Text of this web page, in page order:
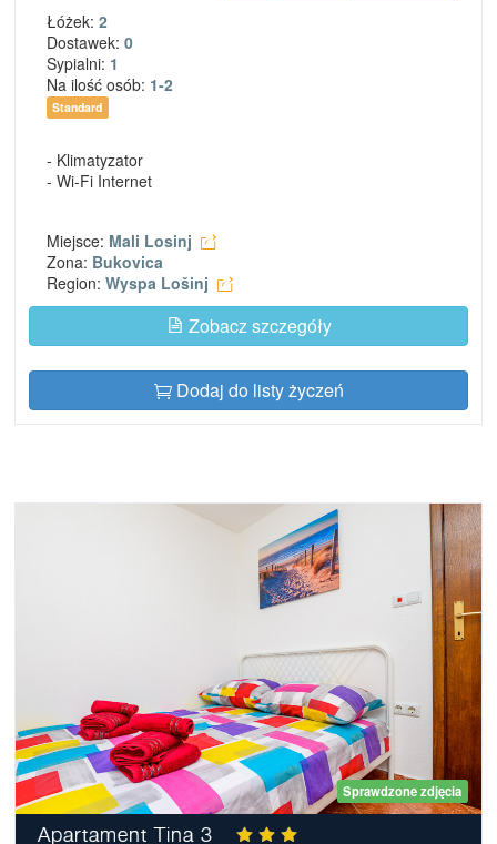
Łóżek: 2
Dostawek: 0
Sypialni: 1
Na ilość osób: 1-2
Standard
- Klimatyzator
- Wi-Fi Internet
Miejsce: Mali Losinj
Zona: Bukovica
Region: Wyspa Lošinj
Zobacz szczegóły
Dodaj do listy życzeń
Sprawdzone zdjęcia
Apartament Tina 3